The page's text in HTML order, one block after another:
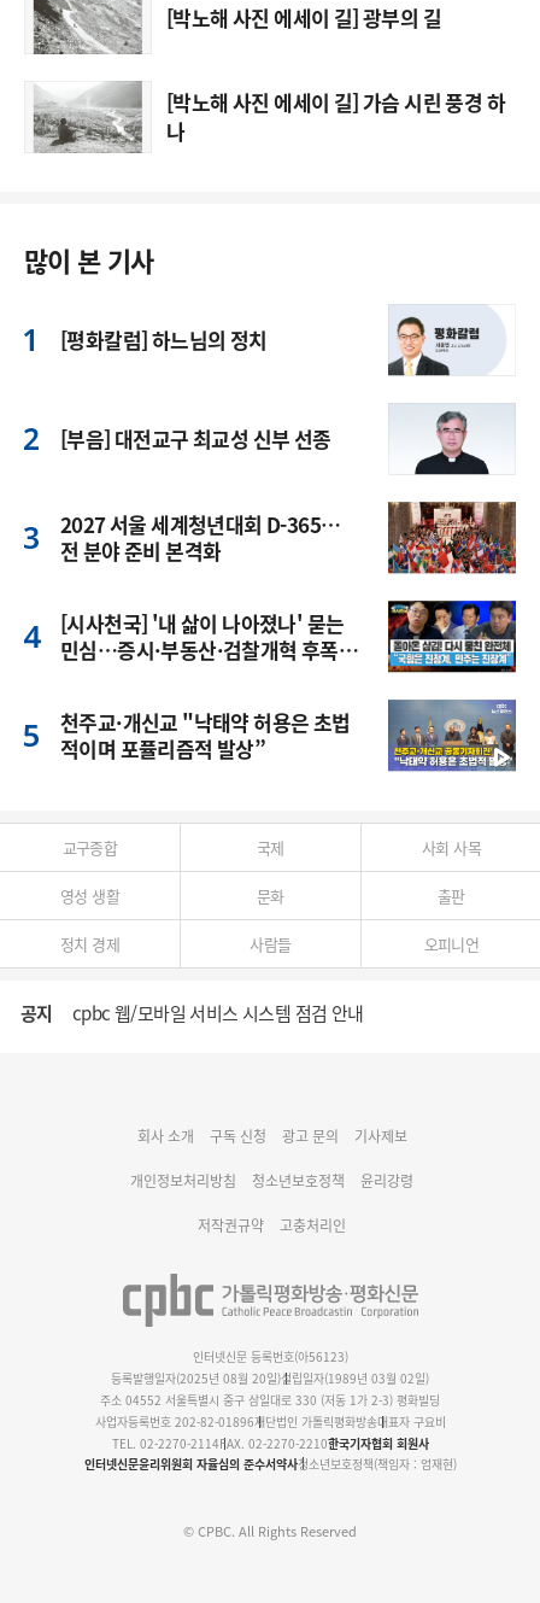
[박노해 사진 에세이 길] 광부의 길
[박노해 사진 에세이 길] 가슴 시린 풍경 하
나
많이 본 기사
[평화칼럼] 하느님의 정치
[부음] 대전교구 최교성 신부 선종
2027 서울 세계청년대회 D-365…
전 분야 준비 본격화
[시사천국] '내 삶이 나아졌나' 묻는
민심…증시·부동산·검찰개혁 후폭
천주교·개신교 "낙태약 허용은 초법
적이며 포퓰리즘적 발상”
교구종합 국제 사회 사목
영성 생활 문화 출판
정치 경제 사람들 오피니언
공지 cpbc 웹/모바일 서비스 시스템 점검 안내
명동 미디어큐브 & 1898 미디어월 공모전 수상작 발표
회사 소개 구독 신청 광고 문의 기사제보
개인정보처리방침 청소년보호정책 윤리강령
저작권규약 고충처리인
인터넷신문 등록번호(아56123)
등록발행일자(2025년 08월 20일)설립일자(1989년 03월 02일)
주소 04552 서울특별시 중구 삼일대로 330 (저동 1가 2-3) 평화빌딩
사업자등록번호 202-82-01896재단법인 가톨릭평화방송대표자 구요비
TEL. 02-2270-2114FAX. 02-2270-2210한국기자협회 회원사
인터넷신문윤리위원회 자율심의 준수서약사청소년보호정책(책임자 : 엄재현)
© CPBC. All Rights Reserved